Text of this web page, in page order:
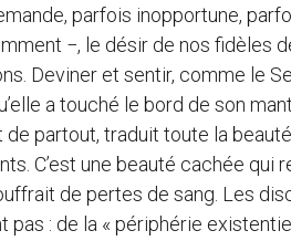
parfois inopportune,
−, le désir de nos fidèles
Deviner et sentir, comme le
a touché le bord de son
partout, traduit toute la beauté
C’est une beauté cachée qui
de pertes de sang. Les
: de la « périphérie